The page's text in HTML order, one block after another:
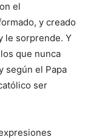
el
y creado
le sorprende. Y
que nunca
según el Papa
ser